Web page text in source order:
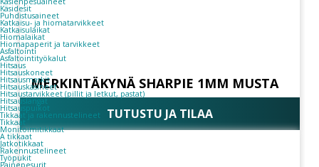
Käsidesit
Puhdistusaineet
Katkaisu- ja hiomatarvikkeet
Katkaisulaikat
Hiomalaikat
Hiomapaperit ja tarvikkeet
Asfaltointi
Asfaltointityökalut
Hitsaus
Hitsauskoneet
Hitsausmaskit
Hitsauskäsineet
Hitsaustarvikkeet (pillit ja letkut, pastat)
Hitsauslangat
Hitsauspuikot
Tikkaat ja rakennustelineet
Tikkaat
Monitoimitikkaat
A tikkaat
Jatkotikkaat
Rakennustelineet
Työpukit
Painepesurit
MERKINTÄKYNÄ SHARPIE 1MM MUSTA
TUTUSTU JA TILAA